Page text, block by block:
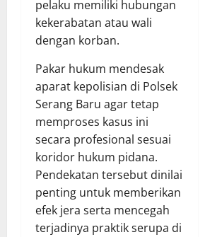
pelaku memiliki hubungan
kekerabatan atau wali
dengan korban.
Pakar hukum mendesak
aparat kepolisian di Polsek
Serang Baru agar tetap
memproses kasus ini
secara profesional sesuai
koridor hukum pidana.
Pendekatan tersebut dinilai
penting untuk memberikan
efek jera serta mencegah
terjadinya praktik serupa di